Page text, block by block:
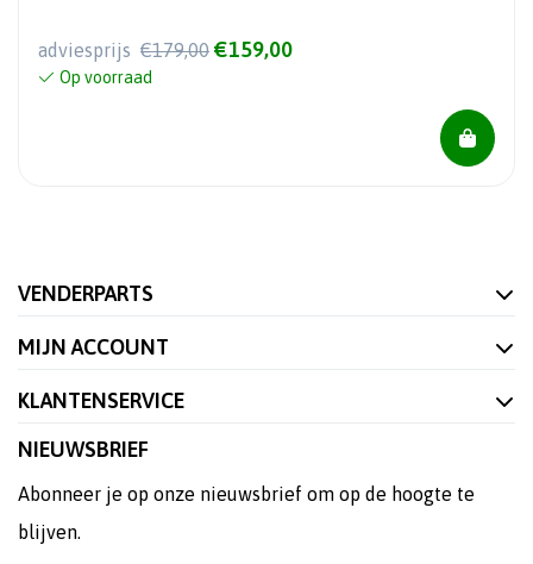
adviesprijs €179,00 €159,00
Op voorraad
VENDERPARTS
MIJN ACCOUNT
KLANTENSERVICE
NIEUWSBRIEF
Abonneer je op onze nieuwsbrief om op de hoogte te
blijven.